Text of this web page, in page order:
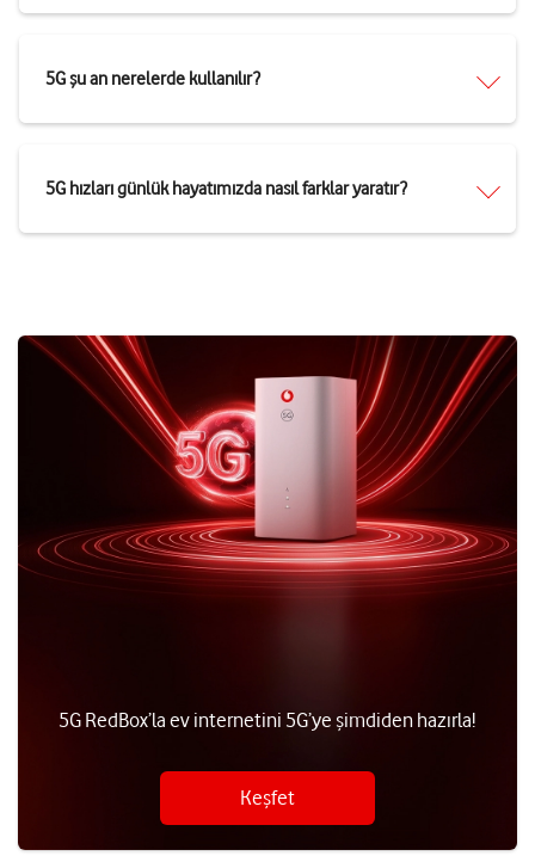
5G şu an nerelerde kullanılır?
5G hızları günlük hayatımızda nasıl farklar yaratır?
5G RedBox’la ev internetini 5G’ye şimdiden hazırla!
Keşfet